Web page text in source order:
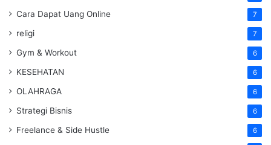
Cara Dapat Uang Online 7
religi 7
Gym & Workout 6
KESEHATAN 6
OLAHRAGA 6
Strategi Bisnis 6
Freelance & Side Hustle 6